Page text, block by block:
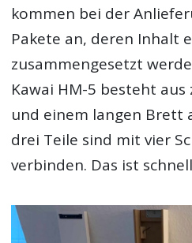
kommen bei der
Pakete an, deren Inhalt
zusammengesetzt
Kawai HM-5 besteht
und einem langen Brett
drei Teile sind mit vier
verbinden. Das ist